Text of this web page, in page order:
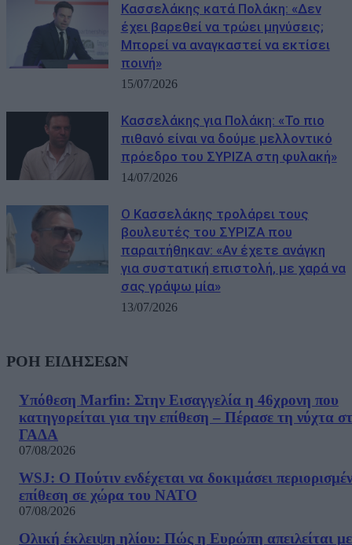
Κασσελάκης κατά Πολάκη: «Δεν
έχει βαρεθεί να τρώει μηνύσεις;
Μπορεί να αναγκαστεί να εκτίσει
ποινή»
15/07/2026
Κασσελάκης για Πολάκη: «Το πιο
πιθανό είναι να δούμε μελλοντικό
πρόεδρο του ΣΥΡΙΖΑ στη φυλακή»
14/07/2026
Ο Κασσελάκης τρολάρει τους
βουλευτές του ΣΥΡΙΖΑ που
παραιτήθηκαν: «Αν έχετε ανάγκη
για συστατική επιστολή, με χαρά να
σας γράψω μία»
13/07/2026
ΡΟΗ ΕΙΔΗΣΕΩΝ
Υπόθεση Marfin: Στην Εισαγγελία η 46χρονη που
κατηγορείται για την επίθεση – Πέρασε τη νύχτα
ΓΑΔΑ
07/08/2026
WSJ: Ο Πούτιν ενδέχεται να δοκιμάσει
επίθεση σε χώρα του ΝΑΤΟ
07/08/2026
Ολική έκλειψη ηλίου: Πώς η Ευρώπη απειλείται με